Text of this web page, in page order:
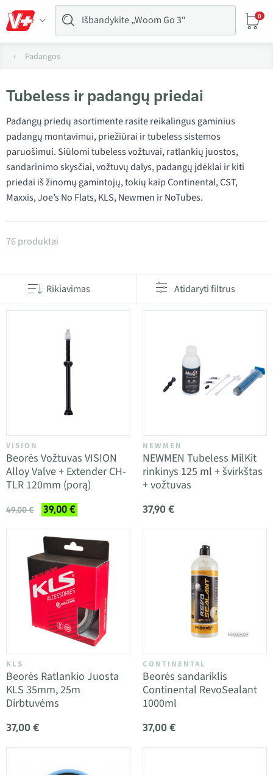
0
Padangos
Tubeless ir padangų priedai
Padangų priedų asortimente rasite reikalingus gaminius
padangų montavimui, priežiūrai ir tubeless sistemos
paruošimui. Siūlomi tubeless vožtuvai, ratlankių juostos,
sandarinimo skysčiai, vožtuvų dalys, padangų įdėklai ir kiti
priedai iš žinomų gamintojų, tokių kaip Continental, CST,
Maxxis, Joe’s No Flats, KLS, Newmen ir NoTubes.
Produktai kategorijoje Padangų dalys
76 produktai
Rikiavimas Atidaryti filtrus
VISION
Beorės Vožtuvas VISION
Alloy Valve + Extender CH-
TLR 120mm (porą)
49,00 € 39,00 €
NEWMEN
NEWMEN Tubeless MilKit
rinkinys 125 ml + švirkštas
+ vožtuvas
37,90 €
KLS
Beorės Ratlankio Juosta
KLS 35mm, 25m
Dirbtuvėms
37,00 €
CONTINENTAL
Beorės sandariklis
Continental RevoSealant
1000ml
37,00 €